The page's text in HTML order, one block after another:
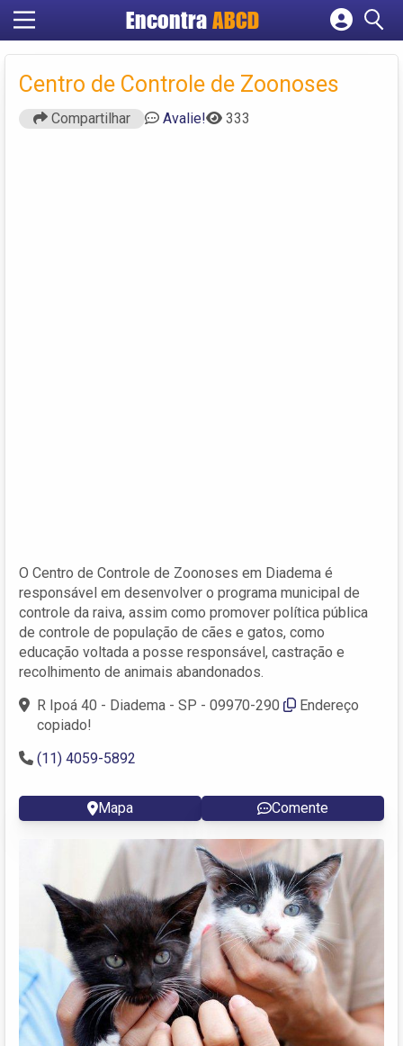
EncontraABCD
Cadastrar empresa
Criar conta
Centro de Controle de Zoonoses
Compartilhar Avalie! 333
O Centro de Controle de Zoonoses em Diadema é
responsável em desenvolver o programa municipal de
controle da raiva, assim como promover política pública
de controle de população de cães e gatos, como
educação voltada a posse responsável, castração e
recolhimento de animais abandonados.
R Ipoá 40 - Diadema - SP - 09970-290
Endereço
copiado!
(11) 4059-5892
Mapa Comente